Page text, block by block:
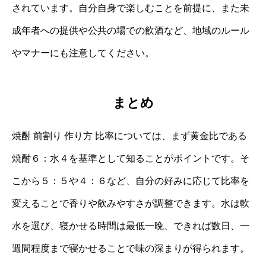
されています。自分自身で楽しむことを前提に、また未
成年者への提供や公共の場での飲酒など、地域のルール
やマナーにも注意してください。
まとめ
焼酎 前割り 作り方 比率については、まず黄金比である
焼酎６：水４を基準として知ることがポイントです。そ
こから５：５や４：６など、自分の好みに応じて比率を
変えることで香りや飲みやすさが調整できます。水は軟
水を選び、寝かせる時間は最低一晩、できれば数日、一
週間程度まで寝かせることで味の深まりが得られます。